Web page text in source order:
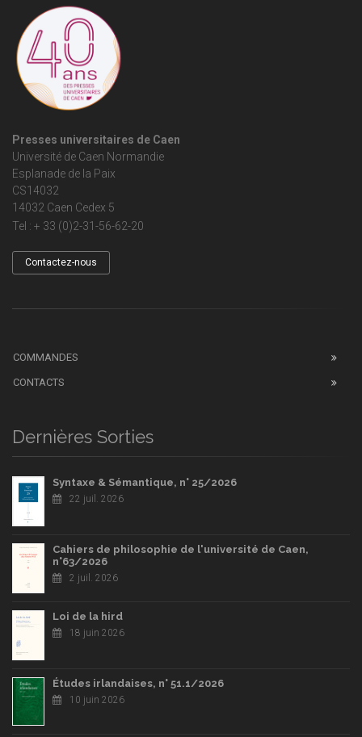
Presses universitaires de Caen
Université de Caen Normandie
Esplanade de la Paix
CS14032
14032 Caen Cedex 5
Tel : + 33 (0)2-31-56-62-20
Contactez-nous
COMMANDES
CONTACTS
Dernières Sorties
Syntaxe & Sémantique, n° 25/2026
22 juil. 2026
Cahiers de philosophie de l'université de Caen,
n°63/2026
2 juil. 2026
Loi de la hird
18 juin 2026
Études irlandaises, n° 51.1/2026
10 juin 2026